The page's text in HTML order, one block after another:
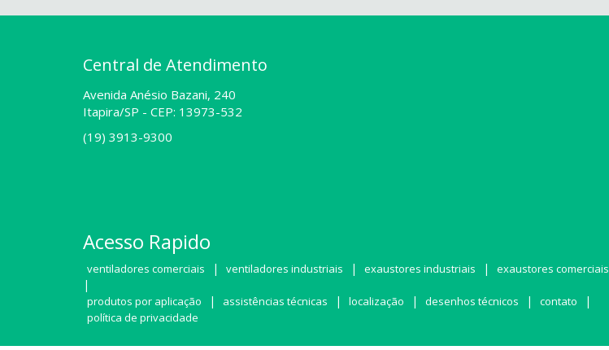
Central de Atendimento
Avenida Anésio Bazani, 240
Itapira/SP - CEP: 13973-532
(19) 3913-9300
Acesso Rapido
ventiladores comerciais | ventiladores industriais | exaustores industriais | exaustores comerciais
|
produtos por aplicação | assistências técnicas | localização | desenhos técnicos | contato |
política de privacidade